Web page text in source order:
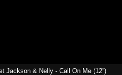
Jackson & Nelly - Call On Me (12'')